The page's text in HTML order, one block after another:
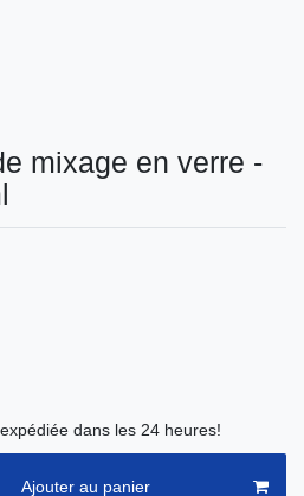
mixage en verre -
dans les 24 heures!
Ajouter au panier